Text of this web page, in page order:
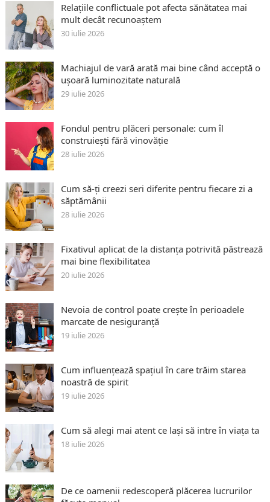
Relațiile conflictuale pot afecta sănătatea mai
mult decât recunoaștem
30 iulie 2026
Machiajul de vară arată mai bine când acceptă o
ușoară luminozitate naturală
29 iulie 2026
Fondul pentru plăceri personale: cum îl
construiești fără vinovăție
28 iulie 2026
Cum să-ți creezi seri diferite pentru fiecare zi a
săptămânii
28 iulie 2026
Fixativul aplicat de la distanța potrivită păstrează
mai bine flexibilitatea
20 iulie 2026
Nevoia de control poate crește în perioadele
marcate de nesiguranță
19 iulie 2026
Cum influențează spațiul în care trăim starea
noastră de spirit
19 iulie 2026
Cum să alegi mai atent ce lași să intre în viața ta
18 iulie 2026
De ce oamenii redescoperă plăcerea lucrurilor